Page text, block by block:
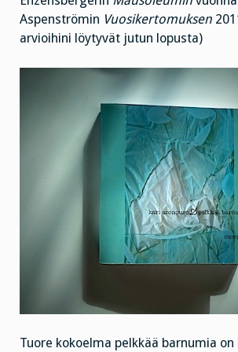
Aspenströmin Vuosikertomuksen
arvioihini löytyvät jutun lopusta)
Tuore kokoelma pelkkää barnumia